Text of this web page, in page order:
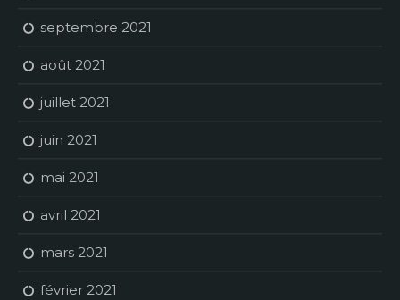
septembre 2021
août 2021
juillet 2021
juin 2021
mai 2021
avril 2021
mars 2021
février 2021